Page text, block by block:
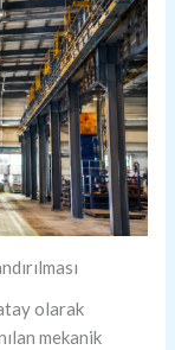
olarak
mekanik